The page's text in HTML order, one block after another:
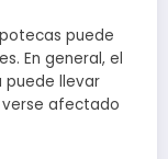
puede
En general, el
puede llevar
afectado